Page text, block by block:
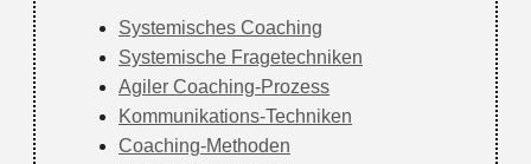
Systemisches Coaching
Systemische Fragetechniken
Agiler Coaching-Prozess
Kommunikations-Techniken
Coaching-Methoden